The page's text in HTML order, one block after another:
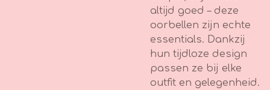
altijd goed – deze
oorbellen zijn echte
essentials. Dankzij
hun tijdloze design
passen ze bij elke
outfit en gelegenheid.